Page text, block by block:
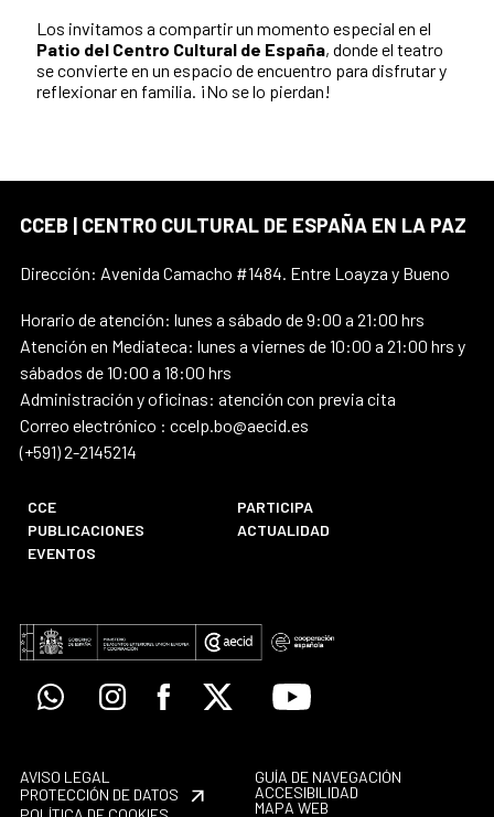
Los invitamos a compartir un momento especial en el
Patio del Centro Cultural de España, donde el teatro
se convierte en un espacio de encuentro para disfrutar y
reflexionar en familia. ¡No se lo pierdan!
CCEB | CENTRO CULTURAL DE ESPAÑA EN LA PAZ
Dirección: Avenida Camacho #1484. Entre Loayza y Bueno
Horario de atención: lunes a sábado de 9:00 a 21:00 hrs
Atención en Mediateca: lunes a viernes de 10:00 a 21:00 hrs y
sábados de 10:00 a 18:00 hrs
Administración y oficinas: atención con previa cita
Correo electrónico : ccelp.bo@aecid.es
(+591) 2-2145214
CCE
PARTICIPA
PUBLICACIONES
ACTUALIDAD
EVENTOS
WhatsappInstagramFacebook
X Youtube
AVISO LEGAL
PROTECCIÓN DE DATOS
GUÍA DE NAVEGACIÓN
ACCESIBILIDAD
MAPA WEB